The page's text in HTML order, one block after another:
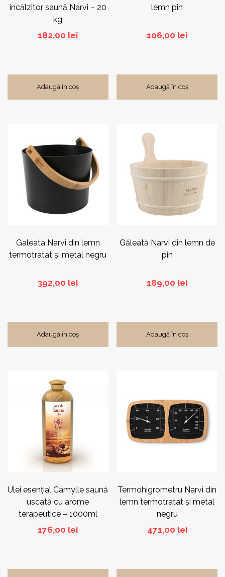
încălzitor saună Narvi – 20
kg
182,00 lei
Adaugă în coș
lemn pin
106,00 lei
Adaugă în coș
Galeata Narvi din lemn
termotratat și metal negru
392,00 lei
Adaugă în coș
Găleată Narvi din lemn de
pin
189,00 lei
Adaugă în coș
Ulei esențial Camylle saună
uscată cu arome
terapeutice – 1000ml
176,00 lei
pagina
produsului.
Termohigrometru Narvi din
lemn termotratat și metal
negru
471,00 lei